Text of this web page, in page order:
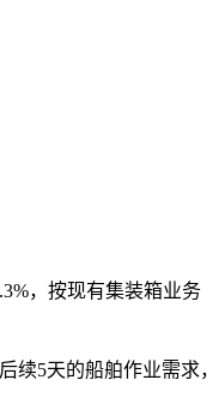
，按现有集装箱业务
续5天的船舶作业需求，